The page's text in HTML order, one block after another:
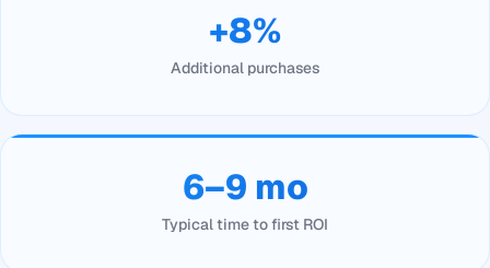
+8%
Additional purchases
6–9 mo
Typical time to first ROI